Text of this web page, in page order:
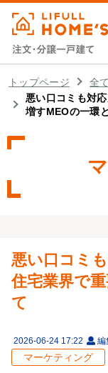
トップページ
全
悪い口コミも対
増すMEOの一環
悪い口コミ
住宅業界で
て
2026-06-24 17:22 編
マーケティング